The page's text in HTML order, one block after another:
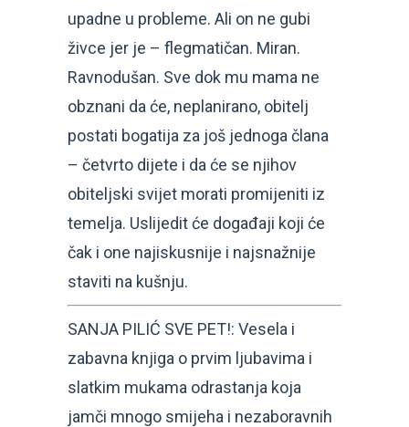
upadne u probleme. Ali on ne gubi
živce jer je – flegmatičan. Miran.
Ravnodušan. Sve dok mu mama ne
obznani da će, neplanirano, obitelj
postati bogatija za još jednoga člana
– četvrto dijete i da će se njihov
obiteljski svijet morati promijeniti iz
temelja. Uslijedit će događaji koji će
čak i one najiskusnije i najsnažnije
staviti na kušnju.
SANJA PILIĆ SVE PET!: Vesela i
zabavna knjiga o prvim ljubavima i
slatkim mukama odrastanja koja
jamči mnogo smijeha i nezaboravnih